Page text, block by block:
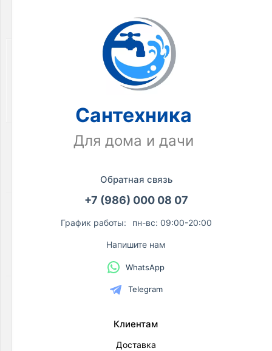
краны
Сантехника
Для дома и дачи
Обратная связь
+7 (986) 000 08 07
График работы: пн-вс: 09:00-20:00
Напишите нам
WhatsApp
Telegram
Клиентам
Доставка